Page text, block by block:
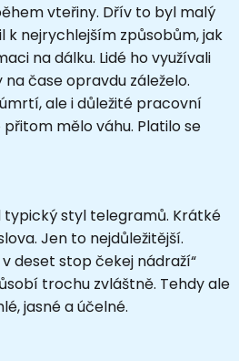
vteřiny. Dřív to byl malý
k nejrychlejším způsobům, jak
na dálku. Lidé ho využívali
čase opravdu záleželo.
ale i důležité pracovní
přitom mělo váhu. Platilo se
typický styl telegramů. Krátké
Jen to nejdůležitější.
deset stop čekej nádraží“
trochu zvláštně. Tehdy ale
jasné a účelné.